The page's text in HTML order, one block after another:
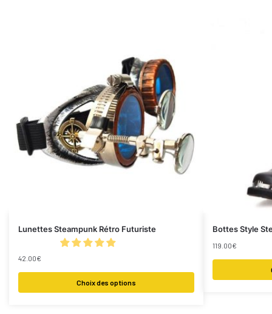
Lunettes Steampunk Rétro Futuriste
42.00€
Choix des options
Bottes Style
119.00€